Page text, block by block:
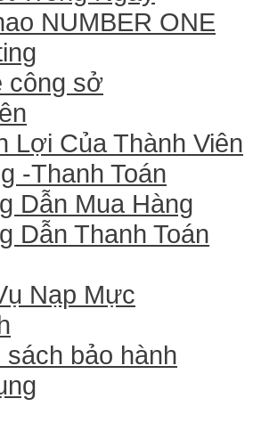
NUMBER ONE
công sở
Lợi Của Thành Viên
-Thanh Toán
Dẫn Mua Hàng
Dẫn Thanh Toán
Nạp Mực
sách bảo hành